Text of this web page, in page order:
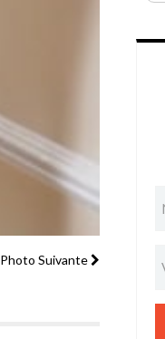
Photo Suivante